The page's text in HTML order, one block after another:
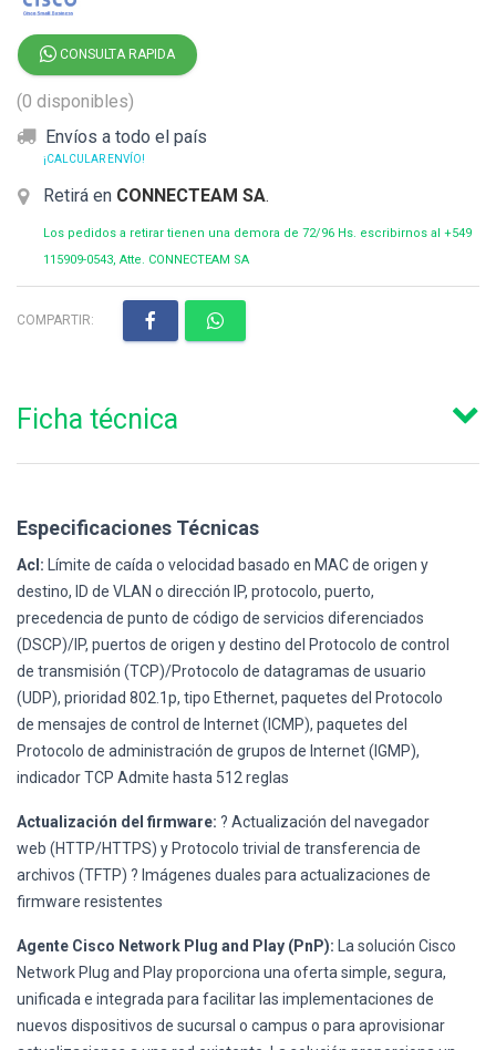
CONSULTA RAPIDA
(0 disponibles)
Envíos a todo el país
¡CALCULAR ENVÍO!
Retirá en CONNECTEAM SA.
Los pedidos a retirar tienen una demora de 72/96 Hs. escribirnos al +549
115909-0543, Atte. CONNECTEAM SA
COMPARTIR:
Ficha técnica
Especificaciones Técnicas
Acl: Límite de caída o velocidad basado en MAC de origen y
destino, ID de VLAN o dirección IP, protocolo, puerto,
precedencia de punto de código de servicios diferenciados
(DSCP)/IP, puertos de origen y destino del Protocolo de control
de transmisión (TCP)/Protocolo de datagramas de usuario
(UDP), prioridad 802.1p, tipo Ethernet, paquetes del Protocolo
de mensajes de control de Internet (ICMP), paquetes del
Protocolo de administración de grupos de Internet (IGMP),
indicador TCP Admite hasta 512 reglas
Actualización del firmware: ? Actualización del navegador
web (HTTP/HTTPS) y Protocolo trivial de transferencia de
archivos (TFTP) ? Imágenes duales para actualizaciones de
firmware resistentes
Agente Cisco Network Plug and Play (PnP): La solución Cisco
Network Plug and Play proporciona una oferta simple, segura,
unificada e integrada para facilitar las implementaciones de
nuevos dispositivos de sucursal o campus o para aprovisionar